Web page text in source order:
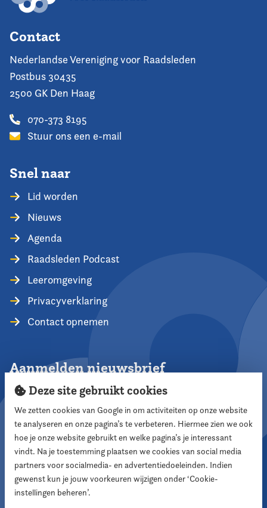
Contact
Nederlandse Vereniging voor Raadsleden
Postbus 30435
2500 GK Den Haag
070-373 8195
Stuur ons een e-mail
Snel naar
Lid worden
Nieuws
Agenda
Raadsleden Podcast
Leeromgeving
Privacyverklaring
Contact opnemen
Aanmelden nieuwsbrief
Aanmelden
Volg ons
Deze site gebruikt cookies
We zetten cookies van Google in om activiteiten op onze website
te analyseren en onze pagina’s te verbeteren. Hiermee zien we ook
hoe je onze website gebruikt en welke pagina’s je interessant
vindt. Na je toestemming plaatsen we cookies van social media
partners voor socialmedia- en advertentiedoeleinden. Indien
gewenst kun je jouw voorkeuren wijzigen onder ‘Cookie-
instellingen beheren’.